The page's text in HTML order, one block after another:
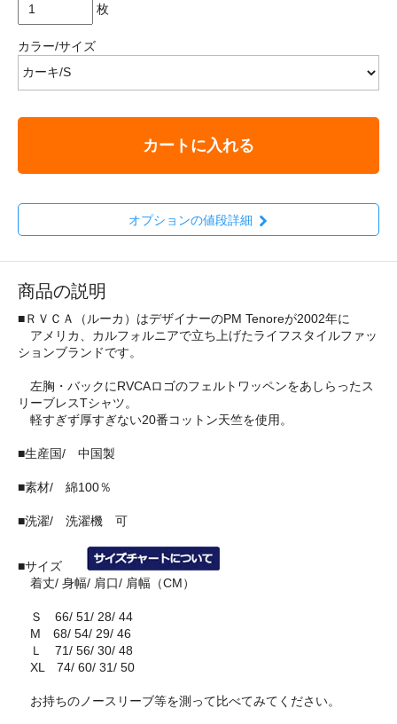
枚
カラー/サイズ
カートに入れる
オプションの値段詳細
商品の説明
■ＲＶＣＡ（ルーカ）はデザイナーのPM Tenoreが2002年に
アメリカ、カルフォルニアで立ち上げたライフスタイルファッ
ションブランドです。
左胸・バックにRVCAロゴのフェルトワッペンをあしらったス
リーブレスTシャツ。
軽すぎず厚すぎない20番コットン天竺を使用。
■生産国/ 中国製
■素材/ 綿100％
■洗濯/ 洗濯機 可
■サイズ
着丈/ 身幅/ 肩口/ 肩幅（CM）
Ｓ 66/ 51/ 28/ 44
M 68/ 54/ 29/ 46
Ｌ 71/ 56/ 30/ 48
XL 74/ 60/ 31/ 50
お持ちのノースリーブ等を測って比べてみてください。